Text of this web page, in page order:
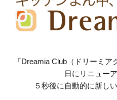
『Dreamia Club（ドリーミ
日にリニュー
５秒後に自動的に新し